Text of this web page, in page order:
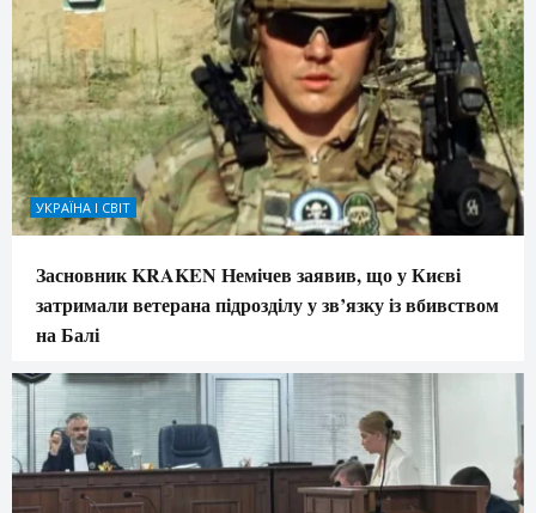
УКРАЇНА І СВІТ
Засновник KRAKEN Немічев заявив, що у Києві
затримали ветерана підрозділу у зв’язку із вбивством
на Балі